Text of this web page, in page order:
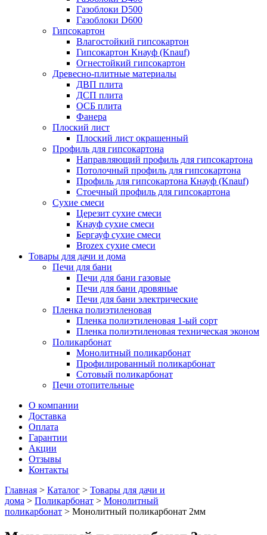
Газоблоки D500
Газоблоки D600
Гипсокартон
Влагостойкий гипсокартон
Гипсокартон Кнауф (Knauf)
Огнестойкий гипсокартон
Древесно-плитные материалы
ДВП плита
ДСП плита
ОСБ плита
Фанера
Плоский лист
Плоский лист окрашенный
Профиль для гипсокартона
Направляющий профиль для гипсокартона
Потолочный профиль для гипсокартона
Профиль для гипсокартона Кнауф (Knauf)
Стоечный профиль для гипсокартона
Сухие смеси
Церезит сухие смеси
Кнауф сухие смеси
Бергауф сухие смеси
Brozex сухие смеси
Товары для дачи и дома
Печи для бани
Печи для бани газовые
Печи для бани дровяные
Печи для бани электрические
Пленка полиэтиленовая
Пленка полиэтиленовая 1-ый сорт
Пленка полиэтиленовая техническая эконом
Поликарбонат
Монолитный поликарбонат
Профилированный поликарбонат
Сотовый поликарбонат
Печи отопительные
О компании
Доставка
Оплата
Гарантии
Акции
Отзывы
Контакты
Главная > Каталог > Товары для дачи и
дома > Поликарбонат > Монолитный
поликарбонат > Монолитный поликарбонат 2мм